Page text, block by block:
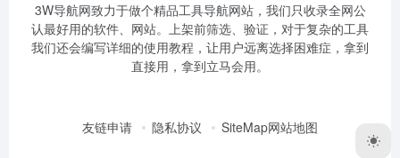
3W导航网致力于做个精品工具导航网站，我们只收录全网公
认最好用的软件、网站。上架前筛选、验证，对于复杂的工具
我们还会编写详细的使用教程，让用户远离选择困难症，拿到
直接用，拿到立马会用。
友链申请 隐私协议 SiteMap网站地图